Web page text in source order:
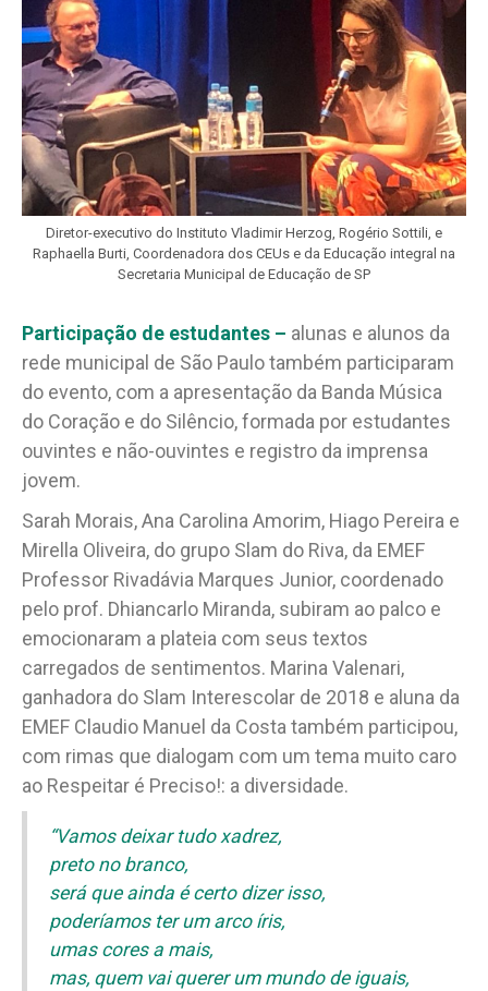
Diretor-executivo do Instituto Vladimir Herzog, Rogério Sottili, e
Raphaella Burti, Coordenadora dos CEUs e da Educação integral na
Secretaria Municipal de Educação de SP
Participação de estudantes – alunas e alunos da
rede municipal de São Paulo também participaram
do evento, com a apresentação da Banda Música
do Coração e do Silêncio, formada por estudantes
ouvintes e não-ouvintes e registro da imprensa
jovem.
Sarah Morais, Ana Carolina Amorim, Hiago Pereira e
Mirella Oliveira, do grupo Slam do Riva, da EMEF
Professor Rivadávia Marques Junior, coordenado
pelo prof. Dhiancarlo Miranda, subiram ao palco e
emocionaram a plateia com seus textos
carregados de sentimentos. Marina Valenari,
ganhadora do Slam Interescolar de 2018 e aluna da
EMEF Claudio Manuel da Costa também participou,
com rimas que dialogam com um tema muito caro
ao Respeitar é Preciso!: a diversidade.
“Vamos deixar tudo xadrez,
preto no branco,
será que ainda é certo dizer isso,
poderíamos ter um arco íris,
umas cores a mais,
mas, quem vai querer um mundo de iguais,